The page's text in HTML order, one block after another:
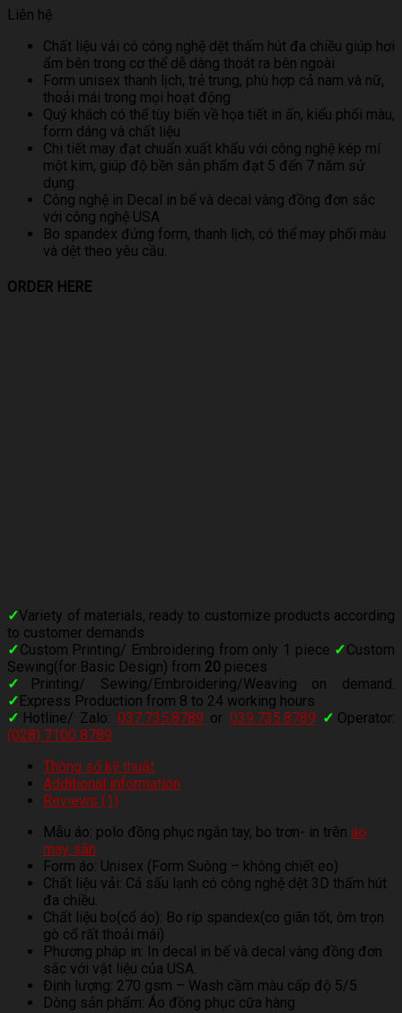
Liên hệ
Chất liệu vải có công nghệ dệt thấm hút đa chiều giúp hơi
ẩm bên trong cơ thể dễ dàng thoát ra bên ngoài
Form unisex thanh lịch, trẻ trung, phù hợp cả nam và nữ,
thoải mái trong mọi hoạt động
Quý khách có thể tùy biến về họa tiết in ấn, kiểu phối màu,
form dáng và chất liệu
Chi tiết may đạt chuẩn xuất khẩu với công nghệ kép mí
một kim, giúp độ bền sản phẩm đạt 5 đến 7 năm sử
dụng.
Công nghệ in Decal in bế và decal vàng đồng đơn sắc
với công nghệ USA
Bo spandex đứng form, thanh lịch, có thể may phối màu
và dệt theo yêu cầu.
ORDER HERE
✓Variety of materials, ready to customize products according
to customer demands
✓Custom Printing/ Embroidering from only 1 piece ✓Custom
Sewing(for Basic Design) from 20 pieces
✓
Printing/ Sewing/Embroidering/Weaving on demand.
✓ Express Production from 8 to 24 working hours
✓ Hotline/ Zalo: 037.735.8789 or 039.735.8789 ✓ Operator:
(028) 7100 8789
Thông số kỹ thuật
Additional information
Reviews (1)
Mẫu áo: polo đồng phục ngắn tay, bo trơn- in trên áo
may sẵn
Form áo: Unisex (Form Suông – không chiết eo)
Chất liệu vải: Cá sấu lạnh có công nghệ dệt 3D thấm hút
đa chiều.
Chất liệu bo(cổ áo): Bo ríp spandex(co giãn tốt, ôm trọn
gò cổ rất thoải mái)
Phương pháp in: In decal in bế và decal vàng đồng đơn
sắc với vật liệu của USA.
Định lượng: 270 gsm – Wash cầm màu cấp độ 5/5
Dòng sản phẩm: Áo đồng phục cữa hàng